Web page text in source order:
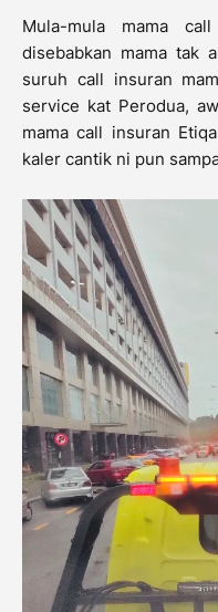
Mula-mula mama
disebabkan mama tak
suruh call insuran
service kat Perodua,
mama call insuran
kaler cantik ni pun